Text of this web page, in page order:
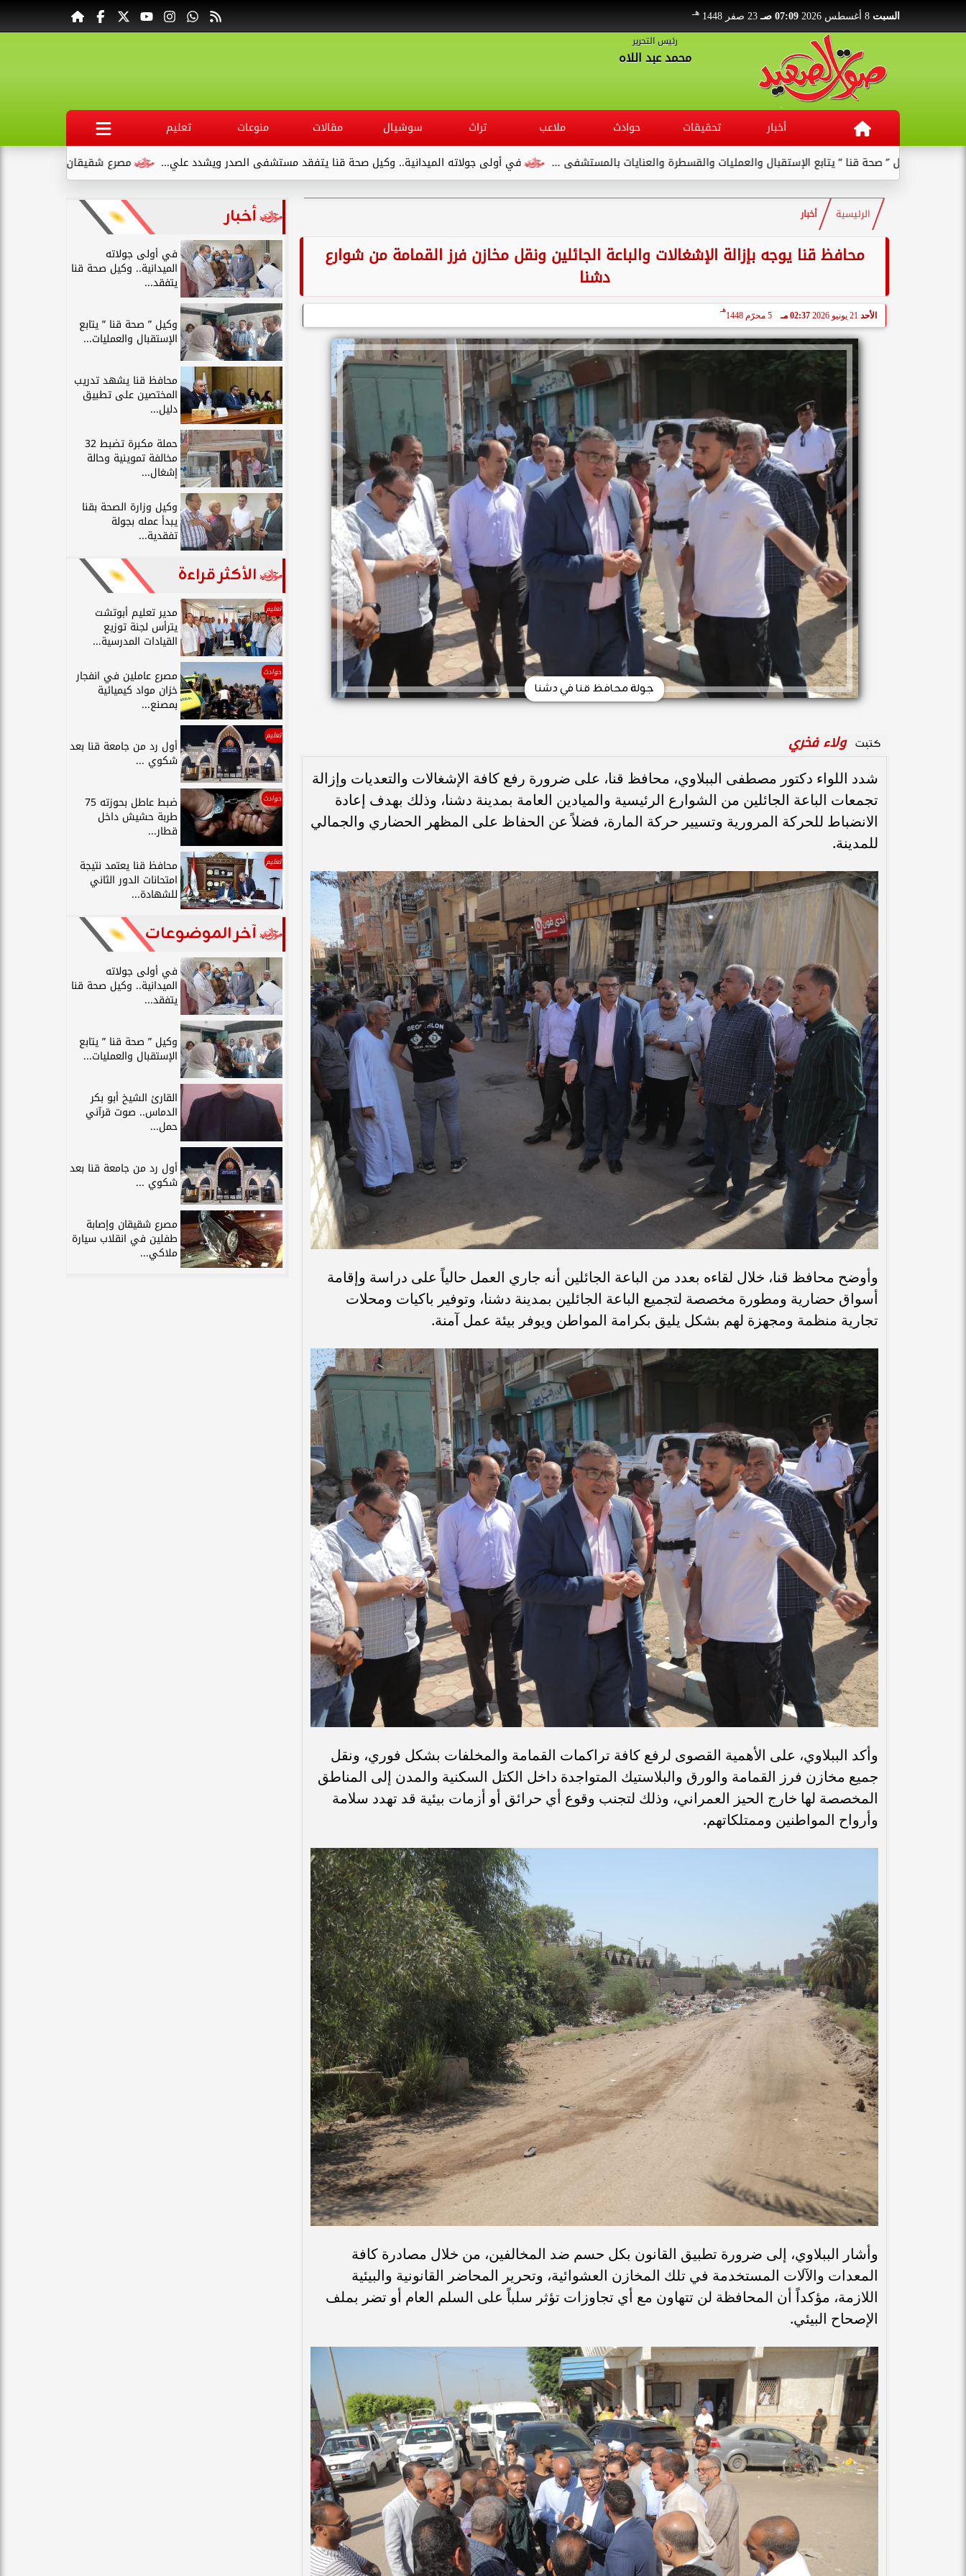
السبت 07:09 صـ 23 صفر 1448 هـ
رئيس التحرير
محمد عبد اللاه
أخبار تحقيقات حوادث ملاعب تراث سوشيال مقالات منوعات
تعليم
مصرع شقيقان وإصابة طفلين في انقلاب سيارة
في أولى جولاته الميدانية.. وكيل صحة قنا يتفقد مستشفى الصدر ويشدد علي... ” يتابع الإستقبال والعمليات والقسطرة والعنايات بالمستشفى ...
الرئيسية أخبار
محافظ قنا يوجه بإزالة الإشغالات والباعة الجائلين ونقل مخازن فرز القمامة من شوارع
دشنا
الأحد 02:37 مـ 5 محرّم 1448
هـ
جولة محافظ قنا في دشنا
كتبت ولاء فخري
شدد اللواء دكتور مصطفى الببلاوي، محافظ قنا، على ضرورة رفع كافة الإشغالات والتعديات وإزالة
تجمعات الباعة الجائلين من الشوارع الرئيسية والميادين العامة بمدينة دشنا، وذلك بهدف إعادة
الانضباط للحركة المرورية وتسيير حركة المارة، فضلاً عن الحفاظ على المظهر الحضاري والجمالي
للمدينة.
وأوضح محافظ قنا، خلال لقاءه بعدد من الباعة الجائلين أنه جاري العمل حالياً على دراسة وإقامة
أسواق حضارية ومطورة مخصصة لتجميع الباعة الجائلين بمدينة دشنا، وتوفير باكيات ومحلات
تجارية منظمة ومجهزة لهم بشكل يليق بكرامة المواطن ويوفر بيئة عمل آمنة.
وأكد الببلاوي، على الأهمية القصوى لرفع كافة تراكمات القمامة والمخلفات بشكل فوري، ونقل
جميع مخازن فرز القمامة والورق والبلاستيك المتواجدة داخل الكتل السكنية والمدن إلى المناطق
المخصصة لها خارج الحيز العمراني، وذلك لتجنب وقوع أي حرائق أو أزمات بيئية قد تهدد سلامة
وأرواح المواطنين وممتلكاتهم.
وأشار الببلاوي، إلى ضرورة تطبيق القانون بكل حسم ضد المخالفين، من خلال مصادرة كافة
المعدات والآلات المستخدمة في تلك المخازن العشوائية، وتحرير المحاضر القانونية والبيئية
اللازمة، مؤكداً أن المحافظة لن تتهاون مع أي تجاوزات تؤثر سلباً على السلم العام أو تضر بملف
الإصحاح البيئي.
أخبار
في أولى جولاته
الميدانية.. وكيل صحة قنا
يتفقد...
وكيل ” صحة قنا ” يتابع
الإستقبال والعمليات...
محافظ قنا يشهد تدريب
المختصين على تطبيق
دليل...
حملة مكبرة تضبط 32
مخالفة تموينية وحالة
إشغال...
وكيل وزارة الصحة بقنا
يبدأ عمله بجولة
تفقدية...
الأكثر قراءة
تعليم مدير تعليم أبوتشت
يترأس لجنة توزيع
القيادات المدرسية...
حوادث مصرع عاملين في انفجار
خزان مواد كيميائية
بمصنع...
تعليم
أول رد من جامعة قنا بعد
شكوي ...
حوادث ضبط عاطل بحوزته 75
طربة حشيش داخل
قطار...
تعليم محافظ قنا يعتمد نتيجة
امتحانات الدور الثاني
للشهادة...
آخر الموضوعات
في أولى جولاته
الميدانية.. وكيل صحة قنا
يتفقد...
وكيل ” صحة قنا ” يتابع
الإستقبال والعمليات...
القارئ الشيخ أبو بكر
الدماس.. صوت قرآني
حمل...
أول رد من جامعة قنا بعد
شكوي ...
مصرع شقيقان وإصابة
طفلين في انقلاب سيارة
ملاكي...